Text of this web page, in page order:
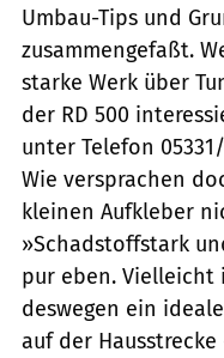
Umbau-Tips und
zusammengefaßt.
starke Werk über
der RD 500
unter Telefon
Wie versprachen
kleinen Aufkleber
»Schadstoffstark
pur eben. Vielleicht
deswegen ein
auf der